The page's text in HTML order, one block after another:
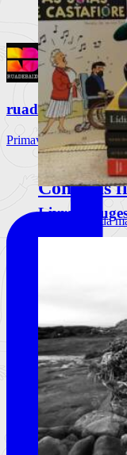
Livros |
Comerás
A mecânica da
ruadebaixo
Primavera Sound